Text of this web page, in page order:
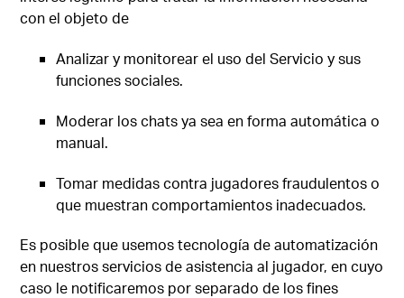
con el objeto de
Analizar y monitorear el uso del Servicio y sus
funciones sociales.
Moderar los chats ya sea en forma automática o
manual.
Tomar medidas contra jugadores fraudulentos o
que muestran comportamientos inadecuados.
Es posible que usemos tecnología de automatización
en nuestros servicios de asistencia al jugador, en cuyo
caso le notificaremos por separado de los fines